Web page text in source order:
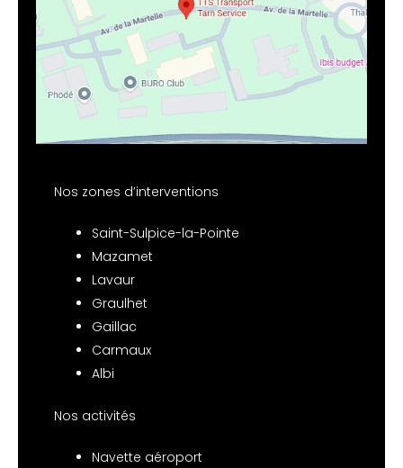
Nos zones d’interventions
Saint-Sulpice-la-Pointe
Mazamet
Lavaur
Graulhet
Gaillac
Carmaux
Albi
Nos activités
Navette aéroport